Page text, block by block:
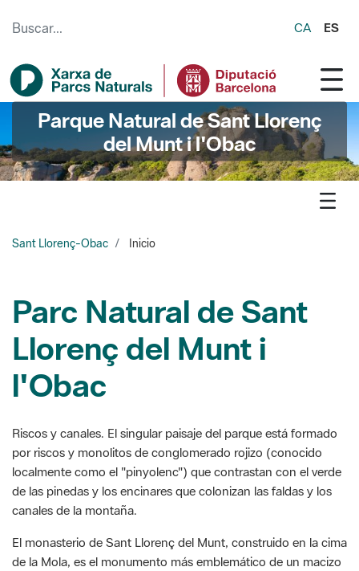
CA ES
Parque Natural de Sant Llorenç
del Munt i l'Obac
Sant Llorenç-Obac Inicio
Parc Natural de Sant
Llorenç del Munt i
l'Obac
Riscos y canales. El singular paisaje del parque está formado
por riscos y monolitos de conglomerado rojizo (conocido
localmente como el "pinyolenc") que contrastan con el verde
de las pinedas y los encinares que colonizan las faldas y los
canales de la montaña.
El monasterio de Sant Llorenç del Munt, construido en la cima
de la Mola, es el monumento más emblemático de un macizo